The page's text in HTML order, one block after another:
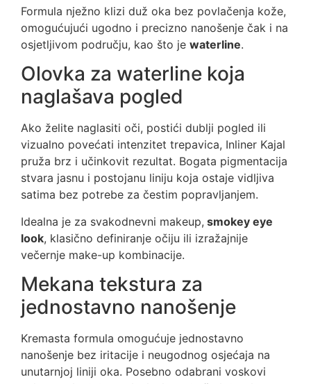
Formula nježno klizi duž oka bez povlačenja kože,
omogućujući ugodno i precizno nanošenje čak i na
osjetljivom području, kao što je waterline.
Olovka za waterline koja
naglašava pogled
Ako želite naglasiti oči, postići dublji pogled ili
vizualno povećati intenzitet trepavica, Inliner Kajal
pruža brz i učinkovit rezultat. Bogata pigmentacija
stvara jasnu i postojanu liniju koja ostaje vidljiva
satima bez potrebe za čestim popravljanjem.
Idealna je za svakodnevni makeup, smokey eye
look, klasično definiranje očiju ili izražajnije
večernje make-up kombinacije.
Mekana tekstura za
jednostavno nanošenje
Kremasta formula omogućuje jednostavno
nanošenje bez iritacije i neugodnog osjećaja na
unutarnjoj liniji oka. Posebno odabrani voskovi